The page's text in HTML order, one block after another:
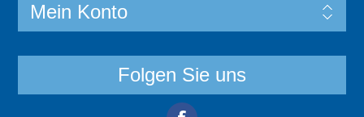
Mein Konto
Folgen Sie uns